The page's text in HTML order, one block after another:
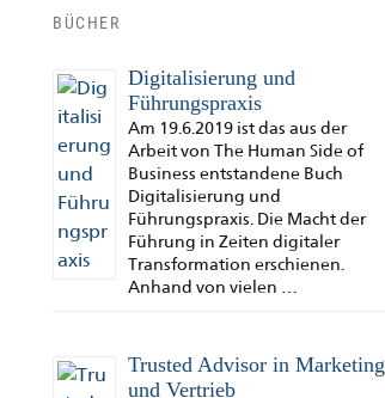
BÜCHER
Digitalisierung und
Führungspraxis
Am 19.6.2019 ist das aus der
Arbeit von The Human Side of
Business entstandene Buch
Digitalisierung und
Führungspraxis. Die Macht der
Führung in Zeiten digitaler
Transformation erschienen.
Anhand von vielen …
Trusted Advisor in Marketing
und Vertrieb